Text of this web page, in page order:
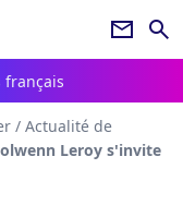
newsletter search
français
/ Actualité de
Leroy s'invite